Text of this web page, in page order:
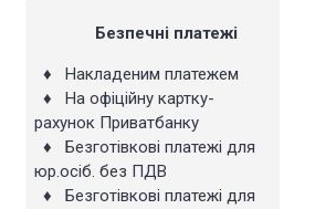
Безпечні платежі
♦ Накладеним платежем
♦ На офіційну картку-
рахунок Приватбанку
♦ Безготівкові платежі для
юр.осіб. без ПДВ
♦ Безготівкові платежі для